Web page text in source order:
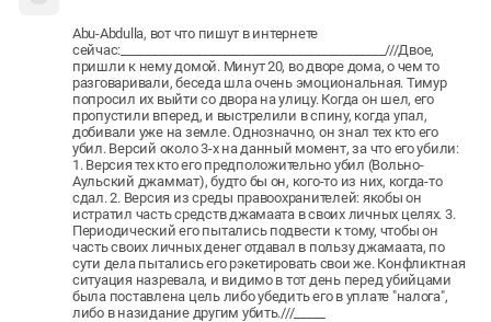
Abu-Abdulla, вот что пишут в интернете
сейчас:__________________________________________///Двое,
пришли к нему домой. Минут 20, во дворе дома, о чем то
разговаривали, беседа шла очень эмоциональная. Тимур
попросил их выйти со двора на улицу. Когда он шел, его
пропустили вперед, и выстрелили в спину, когда упал,
добивали уже на земле. Однозначно, он знал тех кто его
убил. Версий около 3-х на данный момент, за что его убили:
1. Версия тех кто его предположительно убил (Вольно-
Аульский джаммат), будто бы он, кого-то из них, когда-то
сдал. 2. Версия из среды правоохранителей: якобы он
истратил часть средств джамаата в своих личных целях. 3.
Периодический его пытались подвести к тому, чтобы он
часть своих личных денег отдавал в пользу джамаата, по
сути дела пытались его рэкетировать свои же. Конфликтная
ситуация назревала, и видимо в тот день перед убийцами
была поставлена цель либо убедить его в уплате "налога",
либо в назидание другим убить.///_____